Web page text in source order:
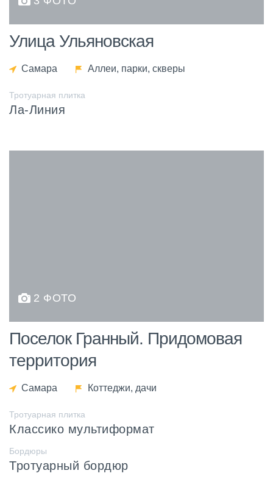
Улица Ульяновская
Самара Аллеи, парки, скверы
Тротуарная плитка
Ла-Линия
2 ФОТО
Поселок Гранный. Придомовая
территория
Самара Коттеджи, дачи
Тротуарная плитка
Классико мультиформат
Бордюры
Тротуарный бордюр